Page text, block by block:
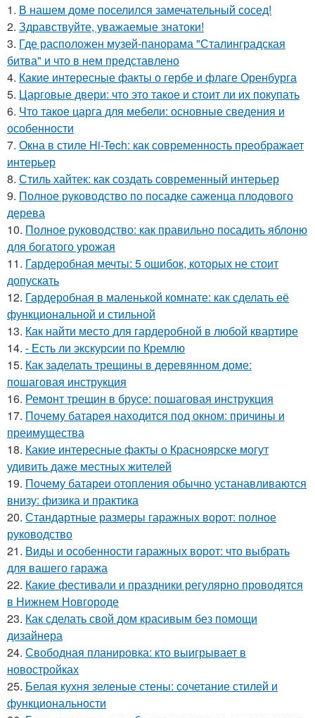
1. В нашем доме поселился замечательный сосед!
2. Здравствуйте, уважаемые знатоки!
3. Где расположен музей-панорама "Сталинградская
битва" и что в нем представлено
4. Какие интересные факты о гербе и флаге Оренбурга
5. Царговые двери: что это такое и стоит ли их покупать
6. Что такое царга для мебели: основные сведения и
особенности
7. Окна в стиле Hi-Tech: как современность преображает
интерьер
8. Стиль хайтек: как создать современный интерьер
9. Полное руководство по посадке саженца плодового
дерева
10. Полное руководство: как правильно посадить яблоню
для богатого урожая
11. Гардеробная мечты: 5 ошибок, которых не стоит
допускать
12. Гардеробная в маленькой комнате: как сделать её
функциональной и стильной
13. Как найти место для гардеробной в любой квартире
14. - Есть ли экскурсии по Кремлю
15. Как заделать трещины в деревянном доме:
пошаговая инструкция
16. Ремонт трещин в брусе: пошаговая инструкция
17. Почему батарея находится под окном: причины и
преимущества
18. Какие интересные факты о Красноярске могут
удивить даже местных жителей
19. Почему батареи отопления обычно устанавливаются
внизу: физика и практика
20. Стандартные размеры гаражных ворот: полное
руководство
21. Виды и особенности гаражных ворот: что выбрать
для вашего гаража
22. Какие фестивали и праздники регулярно проводятся
в Нижнем Новгороде
23. Как сделать свой дом красивым без помощи
дизайнера
24. Свободная планировка: кто выигрывает в
новостройках
25. Белая кухня зеленые стены: сочетание стилей и
функциональности